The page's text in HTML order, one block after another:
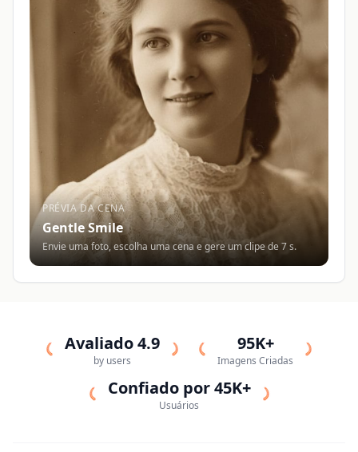
PRÉVIA DA CENA
Gentle Smile
Envie uma foto, escolha uma cena e gere um clipe de 7 s.
Avaliado 4.9
by users
95K+
Imagens Criadas
Confiado por 45K+
Usuários